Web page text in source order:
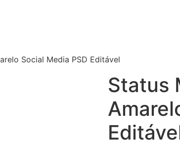
Social Media PSD Editável
Status